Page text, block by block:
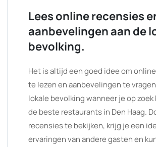
Lees online recensies
aanbevelingen aan de
bevolking.
Het is altijd een goed idee om
te lezen en aanbevelingen te
lokale bevolking wanneer je op zoek
de beste restaurants in Den Haag.
recensies te bekijken, krijg je een
ervaringen van andere gasten en